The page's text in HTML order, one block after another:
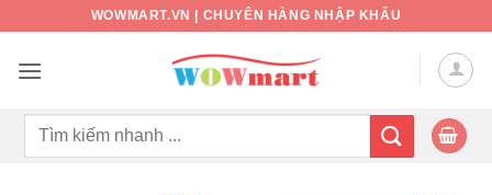
nội
WOWMART.VN | CHUYÊN HÀNG NHẬP KHẨU
Tìm